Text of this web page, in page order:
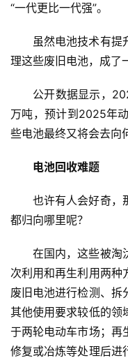
首
页
新
商
“一代更比一代强”。
虽然电池技术有提
理这些废旧电池，成了
公开数据显示，
万吨，预计到2025年
些电池最终又将会去向
电池回收难题
也许有人会好奇，
都归向哪里呢？
在国内，这些被淘
次利用和再生利用两种
废旧电池进行检测、拆
其他使用要求较低的领
于两轮电动车市场；再
修复或冶炼等处理后进